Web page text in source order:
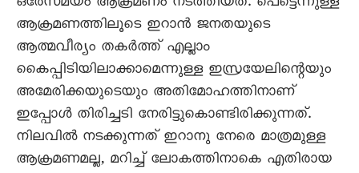
ആക്രമണത്തിലൂടെ ഇറാൻ ജനതയുടെ
ആത്മവീര്യം തകർത്ത് എല്ലാം
കെെപ്പിടിയിലാക്കാമെന്നുള്ള ഇസ്രയേലിന്റെയും
അമേരിക്കയുടെയും അതിമോഹത്തിനാണ്
ഇപ്പോൾ തിരിച്ചടി നേരിട്ടുകൊണ്ടിരിക്കുന്നത്.
നിലവിൽ നടക്കുന്നത് ഇറാനു നേരെ മാത്രമുള്ള
ആക്രമണമല്ല, മറിച്ച് ലോകത്തിനാകെ എതിരായ